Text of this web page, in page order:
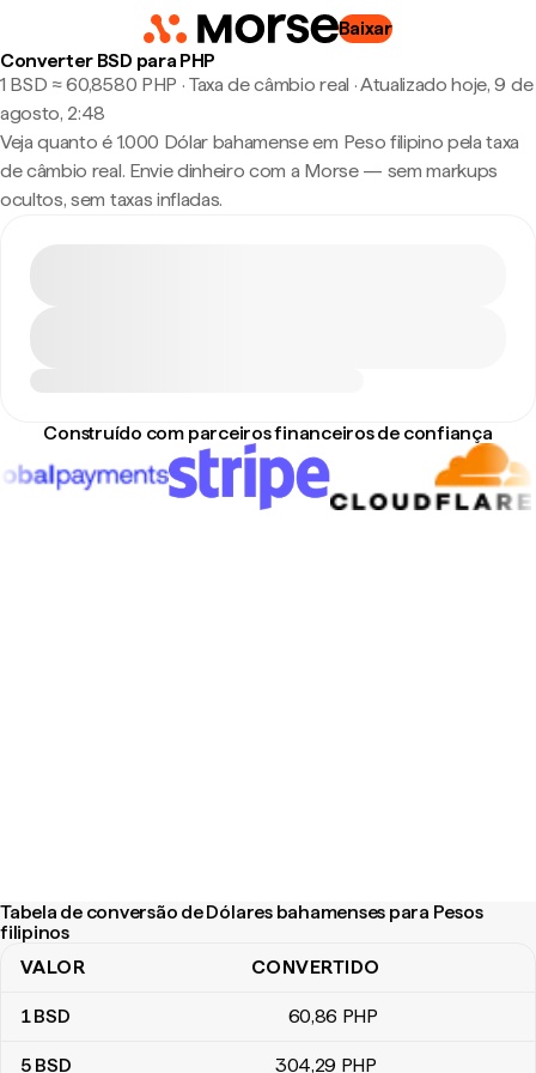
Baixar
Converter BSD para PHP
1 BSD ≈ 60,8580 PHP · Taxa de câmbio real ·Atualizado hoje, 9 de
agosto, 2:48
Veja quanto é 1.000 Dólar bahamense em Peso filipino pela taxa
de câmbio real. Envie dinheiro com a Morse — sem markups
ocultos, sem taxas infladas.
Construído com parceiros financeiros de confiança
Tabela de conversão de Dólares bahamenses para Pesos
filipinos
Tabela de conversão de Dólares bahamenses para Pesos
VALOR CONVERTIDO
1BSD 60,86 PHP
5 BSD 304,29 PHP